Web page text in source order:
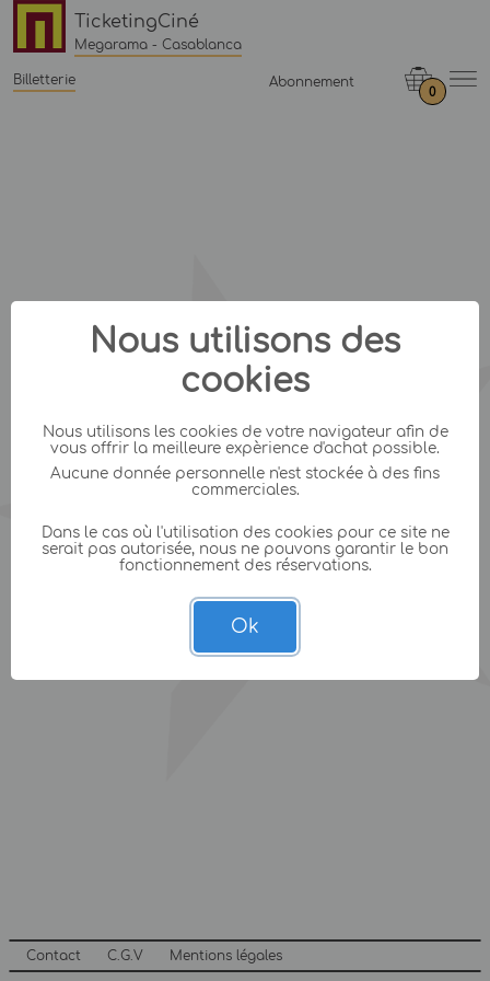
TicketingCiné
Megarama - Casablanca
Billetterie Abonnement
0
Contact C.G.V Mentions légales
Nous utilisons des
cookies
Nous utilisons les cookies de votre navigateur afin de
vous offrir la meilleure expèrience d'achat possible.
Aucune donnée personnelle n'est stockée à des fins
commerciales.
Dans le cas où l'utilisation des cookies pour ce site ne
serait pas autorisée, nous ne pouvons garantir le bon
fonctionnement des réservations.
Ok